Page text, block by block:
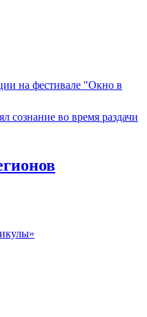
на фестивале "Окно в
сознание во время раздачи